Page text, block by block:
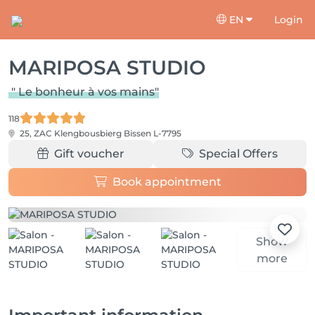
EN Login
MARIPOSA STUDIO
" Le bonheur à vos mains"
118
25, ZAC Klengbousbierg Bissen L-7795
Gift voucher Special Offers
Book appointment
Show
more